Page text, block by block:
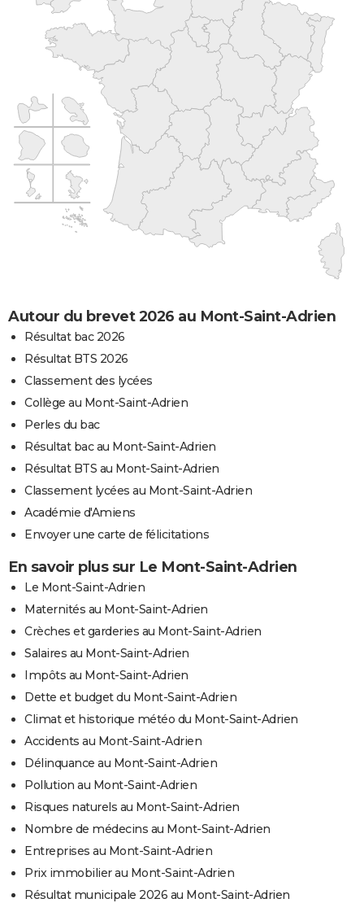
Autour du brevet 2026 au Mont-Saint-Adrien
Résultat bac 2026
Résultat BTS 2026
Classement des lycées
Collège au Mont-Saint-Adrien
Perles du bac
Résultat bac au Mont-Saint-Adrien
Résultat BTS au Mont-Saint-Adrien
Classement lycées au Mont-Saint-Adrien
Académie d'Amiens
Envoyer une carte de félicitations
En savoir plus sur Le Mont-Saint-Adrien
Le Mont-Saint-Adrien
Maternités au Mont-Saint-Adrien
Crèches et garderies au Mont-Saint-Adrien
Salaires au Mont-Saint-Adrien
Impôts au Mont-Saint-Adrien
Dette et budget du Mont-Saint-Adrien
Climat et historique météo du Mont-Saint-Adrien
Accidents au Mont-Saint-Adrien
Délinquance au Mont-Saint-Adrien
Pollution au Mont-Saint-Adrien
Risques naturels au Mont-Saint-Adrien
Nombre de médecins au Mont-Saint-Adrien
Entreprises au Mont-Saint-Adrien
Prix immobilier au Mont-Saint-Adrien
Résultat municipale 2026 au Mont-Saint-Adrien